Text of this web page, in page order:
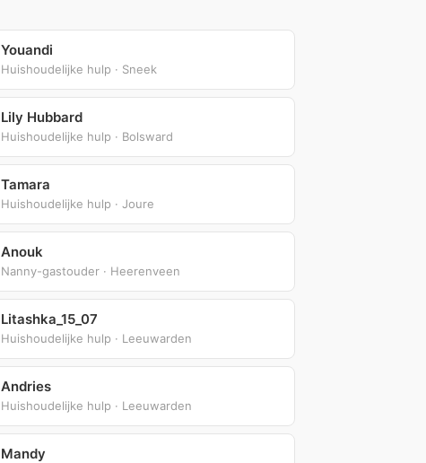
Youandi
Huishoudelijke hulp · Sneek
Lily Hubbard
Huishoudelijke hulp · Bolsward
Tamara
Huishoudelijke hulp · Joure
Anouk
Nanny-gastouder · Heerenveen
Litashka_15_07
Huishoudelijke hulp · Leeuwarden
Andries
Huishoudelijke hulp · Leeuwarden
Mandy